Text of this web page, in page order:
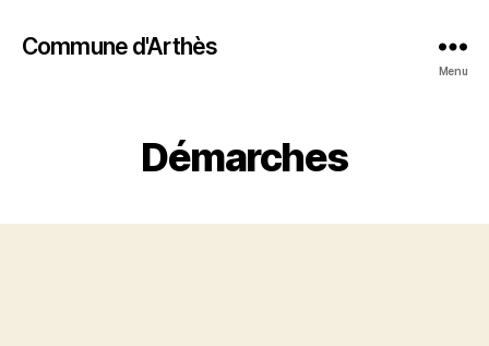
Commune d'Arthès
Menu
Démarches